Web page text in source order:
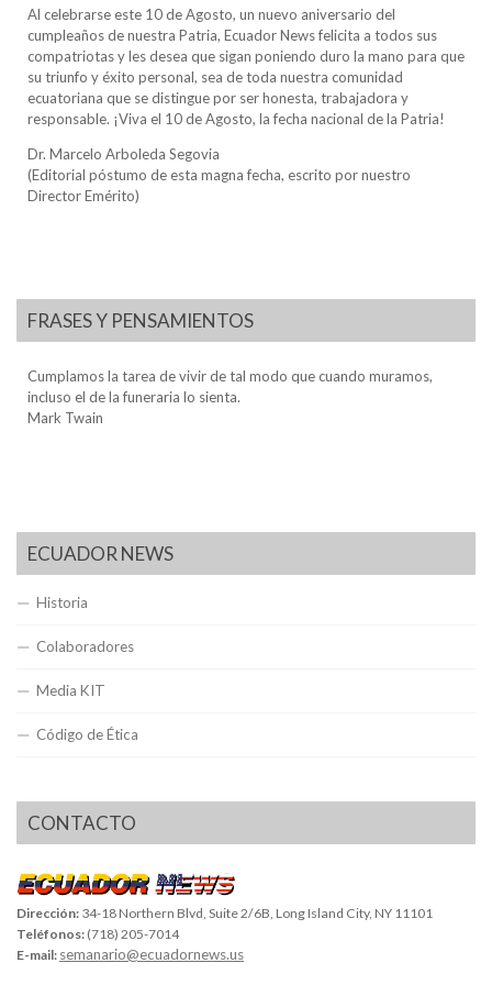
Al celebrarse este 10 de Agosto, un nuevo aniversario del
cumpleaños de nuestra Patria, Ecuador News felicita a todos sus
compatriotas y les desea que sigan poniendo duro la mano para que
su triunfo y éxito personal, sea de toda nuestra comunidad
ecuatoriana que se distingue por ser honesta, trabajadora y
responsable. ¡Viva el 10 de Agosto, la fecha nacional de la Patria!
Dr. Marcelo Arboleda Segovia
(Editorial póstumo de esta magna fecha, escrito por nuestro
Director Emérito)
FRASES Y PENSAMIENTOS
Cumplamos la tarea de vivir de tal modo que cuando muramos,
incluso el de la funeraria lo sienta.
Mark Twain
ECUADOR NEWS
Historia
Colaboradores
Media KIT
Código de Ética
CONTACTO
Dirección: 34-18 Northern Blvd, Suite 2/6B, Long Island City, NY 11101
Teléfonos: (718) 205-7014
E-mail: semanario@ecuadornews.us